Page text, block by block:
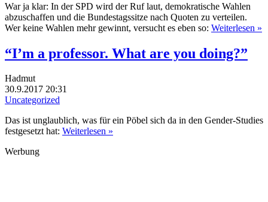
War ja klar: In der SPD wird der Ruf laut, demokratische Wahlen
abzuschaffen und die Bundestagssitze nach Quoten zu verteilen.
Wer keine Wahlen mehr gewinnt, versucht es eben so: Weiterlesen »
“I’m a professor. What are you doing?”
Hadmut
30.9.2017 20:31
Uncategorized
Das ist unglaublich, was für ein Pöbel sich da in den Gender-Studies
festgesetzt hat: Weiterlesen »
Werbung